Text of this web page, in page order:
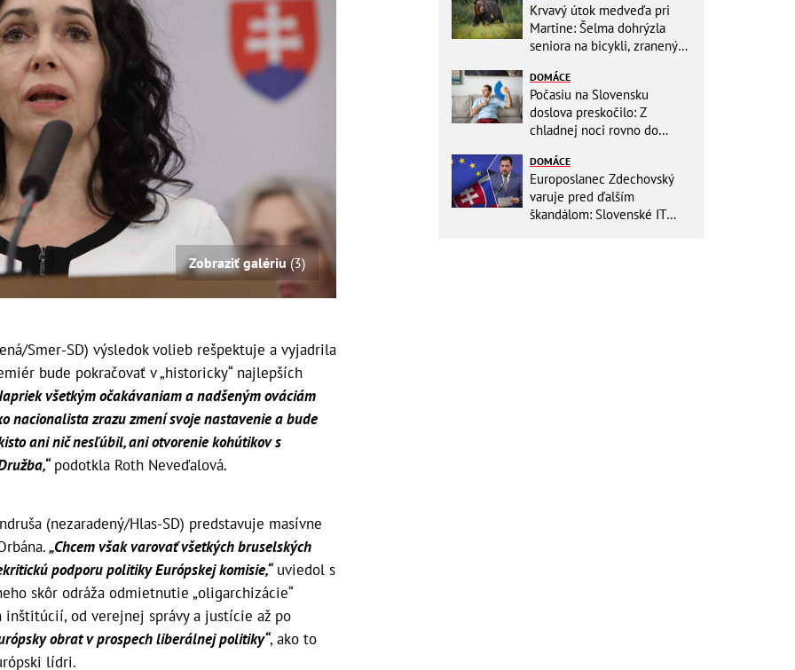
Zobraziť galériu(3)
Smer-SD) výsledok volieb rešpektuje a vyjadrila
bude pokračovať v „historicky“ najlepších
všetkým očakávaniam a nadšeným ováciám
nacionalista zrazu zmení svoje nastavenie a bude
ani nič nesľúbil, ani otvorenie kohútikov s
podotkla Roth Neveďalová.
(nezaradený/Hlas-SD) predstavuje masívne
„Chcem však varovať všetkých bruselských
podporu politiky Európskej komisie,“uviedol s
skôr odráža odmietnutie „oligarchizácie“
inštitúcií, od verejnej správy a justície až po
obrat v prospech liberálnej politiky“, ako to
lídri.
Krvavý útok medveďa pri
Martine: Šelma dohrýzla
seniora na bicykli, zranený
DOMÁCE
Počasiu na Slovensku
doslova preskočilo: Z
chladnej noci rovno do
výstrahy!
DOMÁCE
Europoslanec Zdechovský
varuje pred ďalším
škandálom: Slovenské IT